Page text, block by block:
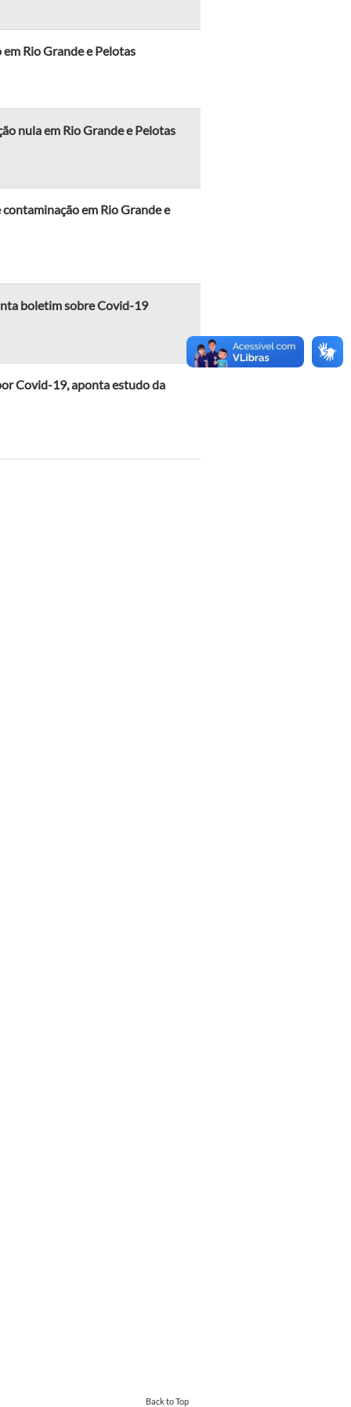
Rio Grande e Pelotas
nula em Rio Grande e Pelotas
em Rio Grande e
boletim sobre Covid-19
Covid-19, aponta estudo da
Back to Top